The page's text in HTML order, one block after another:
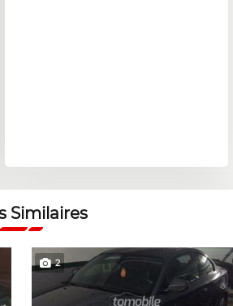
Similaires
2